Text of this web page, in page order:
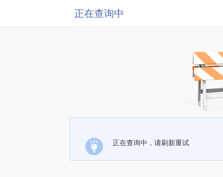
正在查询中
正在查询中，请刷新重试